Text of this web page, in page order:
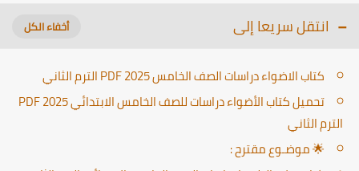
انتقل سريعا إلى
كتاب الاضواء دراسات الصف الخامس PDF 2025 الترم الثاني
تحميل كتاب الأضواء دراسات للصف الخامس الابتدائي PDF 2025
الترم الثاني
🌟 موضـوع مقترح :